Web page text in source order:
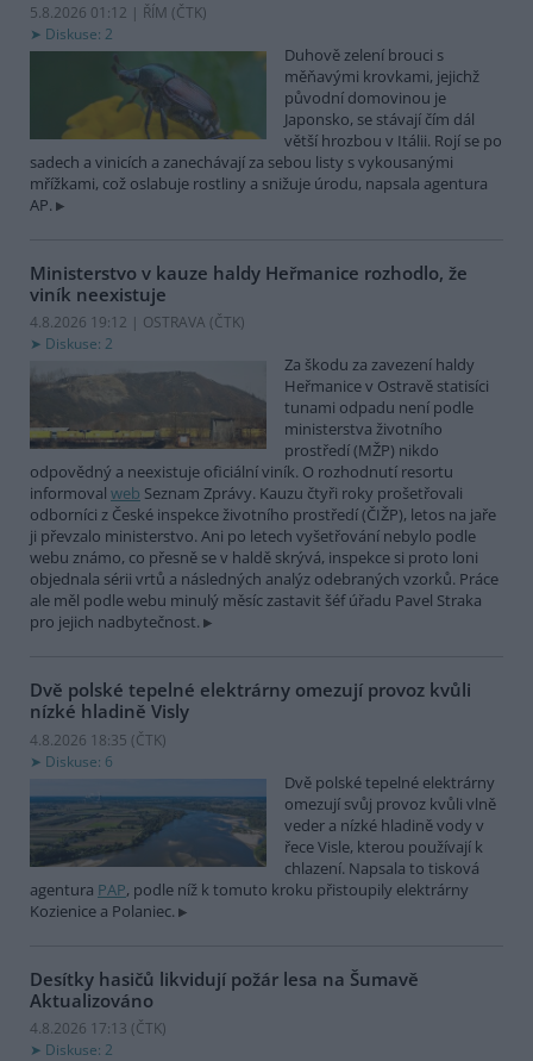
5.8.2026 01:12 | ŘÍM (ČTK)
Diskuse: 2
Duhově zelení brouci s
měňavými krovkami, jejichž
původní domovinou je
Japonsko, se stávají čím dál
větší hrozbou v Itálii. Rojí se po
sadech a vinicích a zanechávají za sebou listy s vykousanými
mřížkami, což oslabuje rostliny a snižuje úrodu, napsala agentura
AP.
Ministerstvo v kauze haldy Heřmanice rozhodlo, že
viník neexistuje
4.8.2026 19:12 | OSTRAVA (ČTK)
Diskuse: 2
Za škodu za zavezení haldy
Heřmanice v Ostravě statisíci
tunami odpadu není podle
ministerstva životního
prostředí (MŽP) nikdo
odpovědný a neexistuje oficiální viník. O rozhodnutí resortu
informoval web Seznam Zprávy. Kauzu čtyři roky prošetřovali
odborníci z České inspekce životního prostředí (ČIŽP), letos na jaře
ji převzalo ministerstvo. Ani po letech vyšetřování nebylo podle
webu známo, co přesně se v haldě skrývá, inspekce si proto loni
objednala sérii vrtů a následných analýz odebraných vzorků. Práce
ale měl podle webu minulý měsíc zastavit šéf úřadu Pavel Straka
pro jejich nadbytečnost.
Dvě polské tepelné elektrárny omezují provoz kvůli
nízké hladině Visly
4.8.2026 18:35 (ČTK)
Diskuse: 6
Dvě polské tepelné elektrárny
omezují svůj provoz kvůli vlně
veder a nízké hladině vody v
řece Visle, kterou používají k
chlazení. Napsala to tisková
agentura PAP, podle níž k tomuto kroku přistoupily elektrárny
Kozienice a Polaniec.
Desítky hasičů likvidují požár lesa na Šumavě
Aktualizováno
4.8.2026 17:13 (ČTK)
Diskuse: 2